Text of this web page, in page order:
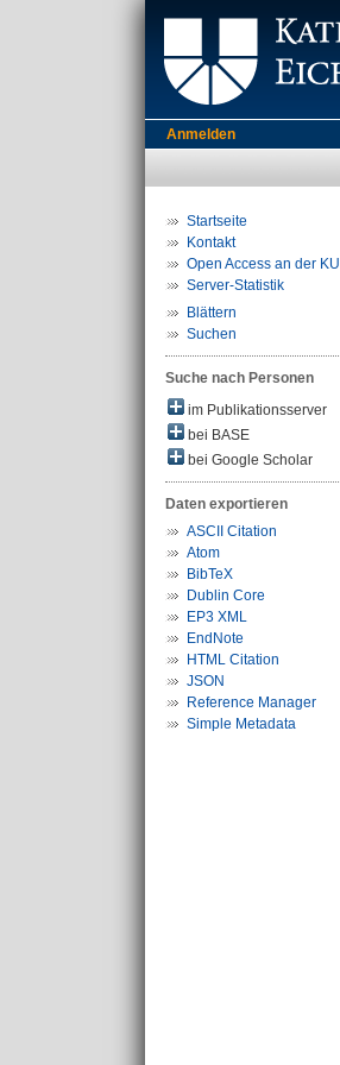
Anmelden
Startseite
Kontakt
Open Access an der KU
Server-Statistik
Blättern
Suchen
Suche nach Personen
im Publikationsserver
bei BASE
bei Google Scholar
Daten exportieren
ASCII Citation
Atom
BibTeX
Dublin Core
EP3 XML
EndNote
HTML Citation
JSON
Reference Manager
Simple Metadata